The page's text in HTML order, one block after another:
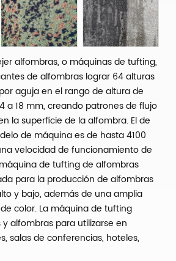
alfombras, o máquinas de tufting,
de alfombras lograr 64 alturas
aguja en el rango de altura de
a 18 mm, creando patrones de flujo
la superficie de la alfombra. El de
de máquina es de hasta 4100
velocidad de funcionamiento de
de tufting de alfombras
para la producción de alfombras
y bajo, además de una amplia
color. La máquina de tufting
alfombras para utilizarse en
salas de conferencias, hoteles,